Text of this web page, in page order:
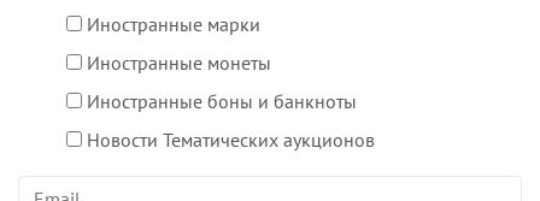
Иностранные марки
Иностранные монеты
Иностранные боны и банкноты
Новости Тематических аукционов